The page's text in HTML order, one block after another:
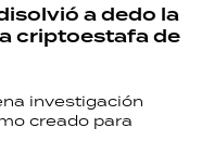
a dedo la
criptoestafa de
investigación
creado para